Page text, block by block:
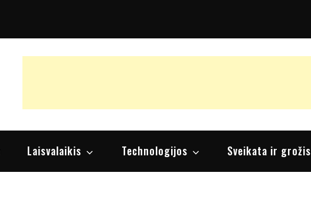
Laisvalaikis Technologijos Sveikata ir grožis